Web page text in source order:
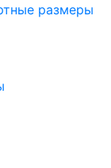
размеры